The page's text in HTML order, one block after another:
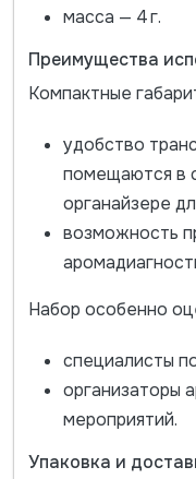
масса — 4 г.
Преимущества
Компактные
удобство
помещаются в
органайзере
возможность
Набор особенно
специалисты
организаторы
мероприятий.
Упаковка и